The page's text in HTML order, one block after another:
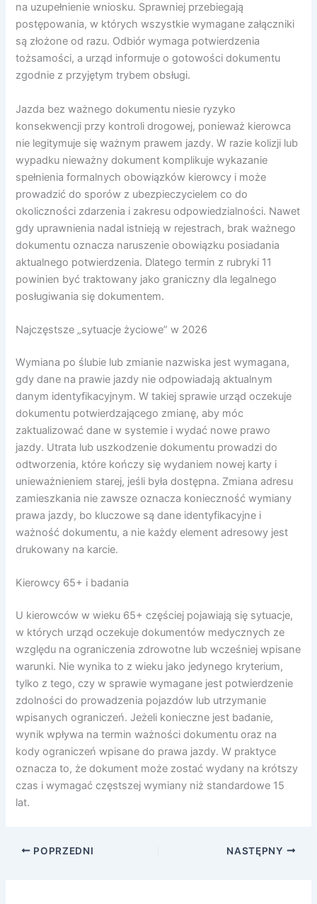
na uzupełnienie wniosku. Sprawniej przebiegają
postępowania, w których wszystkie wymagane załączniki
są złożone od razu. Odbiór wymaga potwierdzenia
tożsamości, a urząd informuje o gotowości dokumentu
zgodnie z przyjętym trybem obsługi.
Jazda bez ważnego dokumentu niesie ryzyko
konsekwencji przy kontroli drogowej, ponieważ kierowca
nie legitymuje się ważnym prawem jazdy. W razie kolizji lub
wypadku nieważny dokument komplikuje wykazanie
spełnienia formalnych obowiązków kierowcy i może
prowadzić do sporów z ubezpieczycielem co do
okoliczności zdarzenia i zakresu odpowiedzialności. Nawet
gdy uprawnienia nadal istnieją w rejestrach, brak ważnego
dokumentu oznacza naruszenie obowiązku posiadania
aktualnego potwierdzenia. Dlatego termin z rubryki 11
powinien być traktowany jako graniczny dla legalnego
posługiwania się dokumentem.
Najczęstsze „sytuacje życiowe” w 2026
Wymiana po ślubie lub zmianie nazwiska jest wymagana,
gdy dane na prawie jazdy nie odpowiadają aktualnym
danym identyfikacyjnym. W takiej sprawie urząd oczekuje
dokumentu potwierdzającego zmianę, aby móc
zaktualizować dane w systemie i wydać nowe prawo
jazdy. Utrata lub uszkodzenie dokumentu prowadzi do
odtworzenia, które kończy się wydaniem nowej karty i
unieważnieniem starej, jeśli była dostępna. Zmiana adresu
zamieszkania nie zawsze oznacza konieczność wymiany
prawa jazdy, bo kluczowe są dane identyfikacyjne i
ważność dokumentu, a nie każdy element adresowy jest
drukowany na karcie.
Kierowcy 65+ i badania
U kierowców w wieku 65+ częściej pojawiają się sytuacje,
w których urząd oczekuje dokumentów medycznych ze
względu na ograniczenia zdrowotne lub wcześniej wpisane
warunki. Nie wynika to z wieku jako jedynego kryterium,
tylko z tego, czy w sprawie wymagane jest potwierdzenie
zdolności do prowadzenia pojazdów lub utrzymanie
wpisanych ograniczeń. Jeżeli konieczne jest badanie,
wynik wpływa na termin ważności dokumentu oraz na
kody ograniczeń wpisane do prawa jazdy. W praktyce
oznacza to, że dokument może zostać wydany na krótszy
czas i wymagać częstszej wymiany niż standardowe 15
lat.
POPRZEDNI NASTĘPNY